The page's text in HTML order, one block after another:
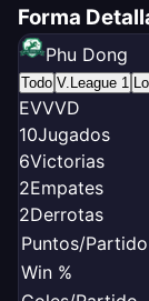
Forma
Phu Dong
Todo V.League 1
EVVVD
10Jugados
6Victorias
2Empates
2Derrotas
Puntos/Partido
Win %